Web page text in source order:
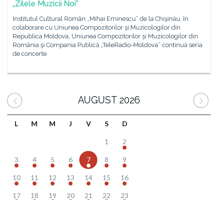
„Zilele Muzicii Noi”
Institutul Cultural Român „Mihai Eminescu” de la Chişinău, în
colaborare cu Uniunea Compozitorilor şi Muzicologilor din
Republica Moldova, Uniunea Compozitorilor şi Muzicologilor din
România şi Compania Publică „TeleRadio-Moldova” continuă seria
de concerte
AUGUST 2026
L M M J V S D
1 2
3 4 5 6 7 8 9
10 11 12 13 14 15 16
17 18 19 20 21 22 23